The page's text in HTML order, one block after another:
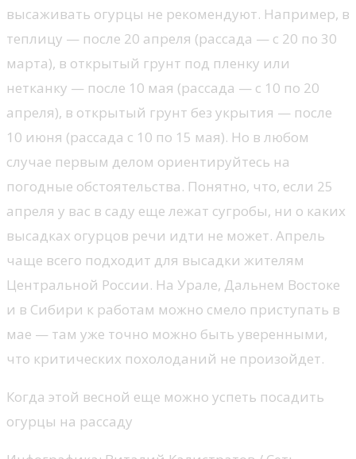
высаживать огурцы не рекомендуют. Например, в
теплицу — после 20 апреля (рассада — с 20 по 30
марта), в открытый грунт под пленку или
нетканку — после 10 мая (рассада — с 10 по 20
апреля), в открытый грунт без укрытия — после
10 июня (рассада с 10 по 15 мая). Но в любом
случае первым делом ориентируйтесь на
погодные обстоятельства. Понятно, что, если 25
апреля у вас в саду еще лежат сугробы, ни о каких
высадках огурцов речи идти не может. Апрель
чаще всего подходит для высадки жителям
Центральной России. На Урале, Дальнем Востоке
и в Сибири к работам можно смело приступать в
мае — там уже точно можно быть уверенными,
что критических похолоданий не произойдет.
Когда этой весной еще можно успеть посадить
огурцы на рассаду